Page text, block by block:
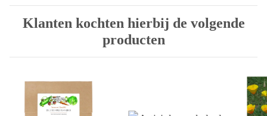
Klanten kochten hierbij de volgende
producten